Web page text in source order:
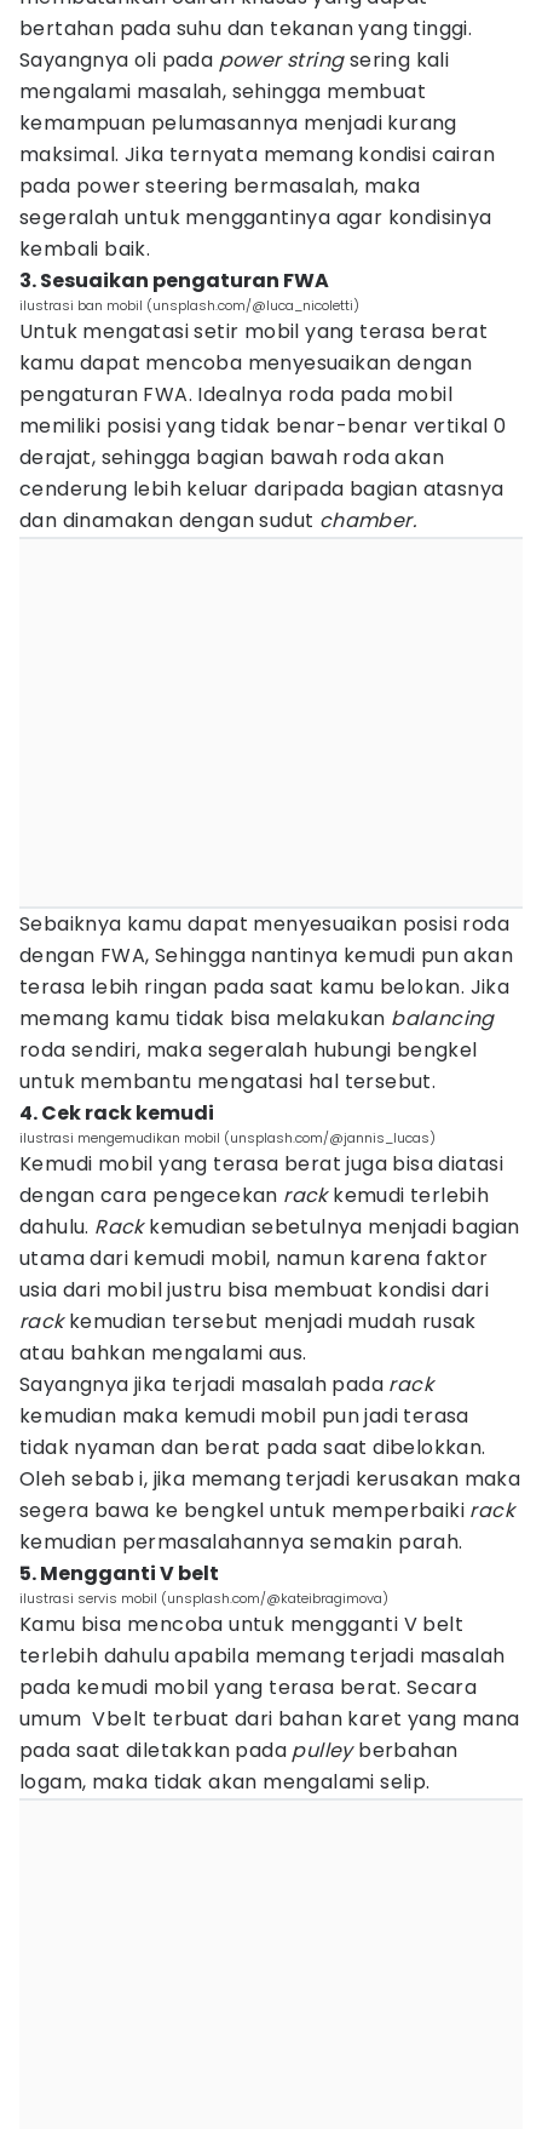
bertahan pada suhu dan tekanan yang tinggi.
Sayangnya oli pada power stringsering kali
mengalami masalah, sehingga membuat
kemampuan pelumasannya menjadi kurang
maksimal. Jika ternyata memang kondisi cairan
pada power steering bermasalah, maka
segeralah untuk menggantinya agar kondisinya
kembali baik.
3. Sesuaikan pengaturan FWA
ilustrasi ban mobil (unsplash.com/@luca_nicoletti)
Untuk mengatasi setir mobil yang terasa berat
kamu dapat mencoba menyesuaikan dengan
pengaturan FWA. Idealnya roda pada mobil
memiliki posisi yang tidak benar-benar vertikal 0
derajat, sehingga bagian bawah roda akan
cenderung lebih keluar daripada bagian atasnya
dan dinamakan dengan sudut chamber.
Sebaiknya kamu dapat menyesuaikan posisi roda
dengan FWA, Sehingga nantinya kemudi pun akan
terasa lebih ringan pada saat kamu belokan. Jika
memang kamu tidak bisa melakukan balancing
roda sendiri, maka segeralah hubungi bengkel
untuk membantu mengatasi hal tersebut.
4. Cek rack kemudi
ilustrasi mengemudikan mobil (unsplash.com/@jannis_lucas)
Kemudi mobil yang terasa berat juga bisa diatasi
dengan cara pengecekan rackkemudi terlebih
dahulu. Rackkemudian sebetulnya menjadi bagian
utama dari kemudi mobil, namun karena faktor
usia dari mobil justru bisa membuat kondisi dari
rackkemudian tersebut menjadi mudah rusak
atau bahkan mengalami aus.
Sayangnya jika terjadi masalah pada rack
kemudian maka kemudi mobil pun jadi terasa
tidak nyaman dan berat pada saat dibelokkan.
Oleh sebab i, jika memang terjadi kerusakan maka
segera bawa ke bengkel untuk memperbaiki rack
kemudian permasalahannya semakin parah.
5. Mengganti V belt
ilustrasi servis mobil (unsplash.com/@kateibragimova)
Kamu bisa mencoba untuk mengganti V belt
terlebih dahulu apabila memang terjadi masalah
pada kemudi mobil yang terasa berat. Secara
umum Vbelt terbuat dari bahan karet yang mana
pada saat diletakkan pada pulleyberbahan
logam, maka tidak akan mengalami selip.